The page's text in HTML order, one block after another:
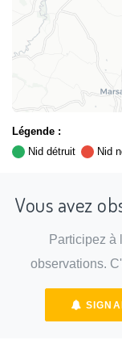
Légende :
Nid détruit
Nid
Vous avez
Participez à
observations.